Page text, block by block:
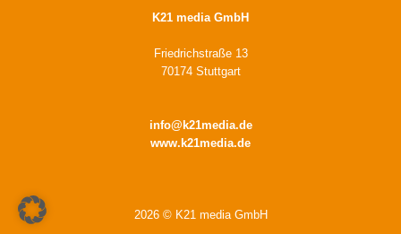
K21 media GmbH
Friedrichstraße 13
70174 Stuttgart
info@k21media.de
www.k21media.de
2026 © K21 media GmbH